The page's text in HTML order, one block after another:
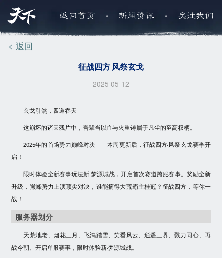
返回首页 . 新闻资讯 . 关注我们
< 返回
征战四方 风祭玄戈
2025-05-12
玄戈引煞，四道吞天
这崩坏的诸天残片中，吾辈当以血与火重铸属于凡尘的至高权柄。
2025年的首场势力巅峰对决——本周更新后，征战四方·风祭玄戈赛季开
启！
限时体验全新赛事玩法新·梦源城战，开启首次赛道跨服赛事。奖励全新
升级，巅峰势力上演顶尖对决，谁能摘得大荒霸主桂冠？征战四方，等你一
战！
服务器划分
天荒地老、烟花三月、飞鸿踏雪、笑看风云、逍遥三界、戮力同心、再
战今朝、开启单服赛事，限时体验新·梦源城战。